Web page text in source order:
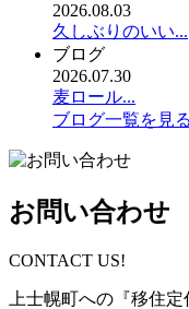
2026.08.03
久しぶりのいい...
ブログ
2026.07.30
麦ロール...
ブログ一覧を見る
お問い合わせ
CONTACT US!
上士幌町への『移住